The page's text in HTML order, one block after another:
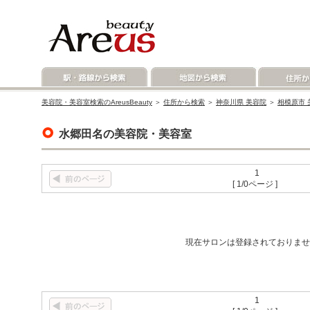
美容院・美容室検索のAreusBeauty ＞ 住所から検索 ＞ 神奈川県 美容院 ＞ 相模原市
水郷田名の美容院・美容室
1
[ 1/0ページ ]
現在サロンは登録されておりま
1